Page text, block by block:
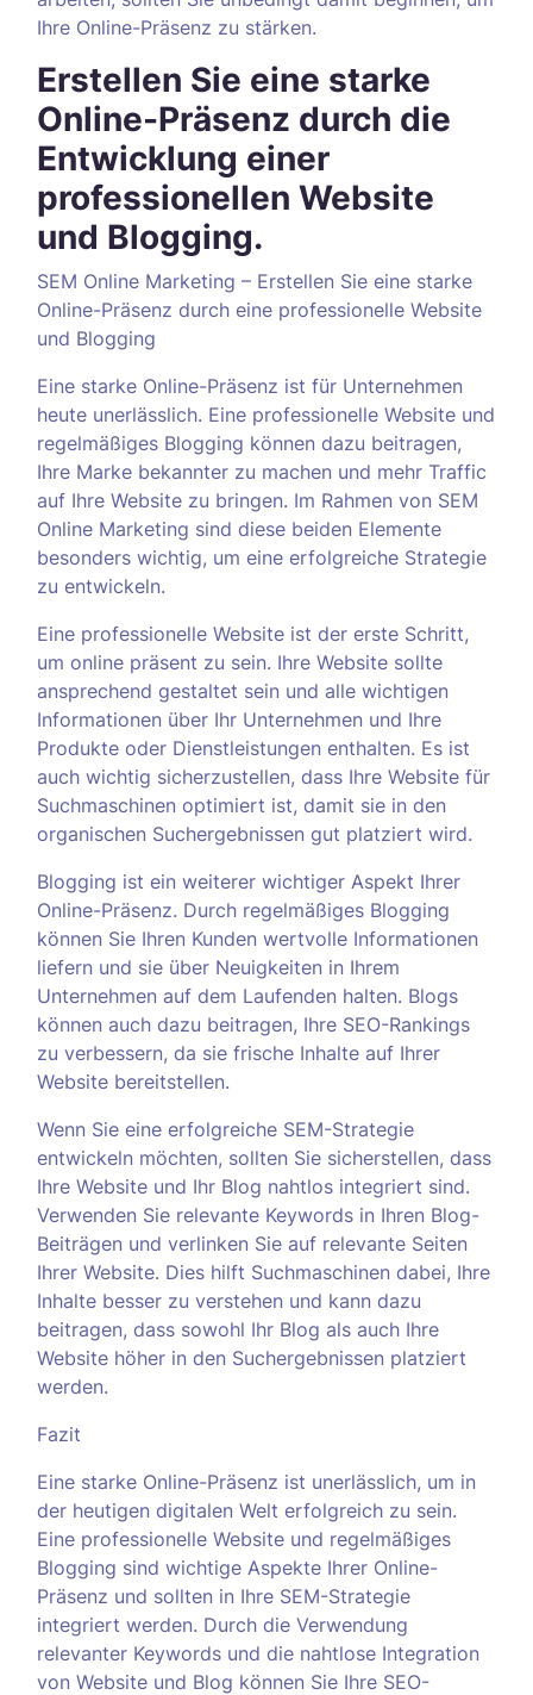
Ihre Online-Präsenz zu stärken.
Erstellen Sie eine starke
Online-Präsenz durch die
Entwicklung einer
professionellen Website
und Blogging.
SEM Online Marketing – Erstellen Sie eine starke
Online-Präsenz durch eine professionelle Website
und Blogging
Eine starke Online-Präsenz ist für Unternehmen
heute unerlässlich. Eine professionelle Website und
regelmäßiges Blogging können dazu beitragen,
Ihre Marke bekannter zu machen und mehr Traffic
auf Ihre Website zu bringen. Im Rahmen von SEM
Online Marketing sind diese beiden Elemente
besonders wichtig, um eine erfolgreiche Strategie
zu entwickeln.
Eine professionelle Website ist der erste Schritt,
um online präsent zu sein. Ihre Website sollte
ansprechend gestaltet sein und alle wichtigen
Informationen über Ihr Unternehmen und Ihre
Produkte oder Dienstleistungen enthalten. Es ist
auch wichtig sicherzustellen, dass Ihre Website für
Suchmaschinen optimiert ist, damit sie in den
organischen Suchergebnissen gut platziert wird.
Blogging ist ein weiterer wichtiger Aspekt Ihrer
Online-Präsenz. Durch regelmäßiges Blogging
können Sie Ihren Kunden wertvolle Informationen
liefern und sie über Neuigkeiten in Ihrem
Unternehmen auf dem Laufenden halten. Blogs
können auch dazu beitragen, Ihre SEO-Rankings
zu verbessern, da sie frische Inhalte auf Ihrer
Website bereitstellen.
Wenn Sie eine erfolgreiche SEM-Strategie
entwickeln möchten, sollten Sie sicherstellen, dass
Ihre Website und Ihr Blog nahtlos integriert sind.
Verwenden Sie relevante Keywords in Ihren Blog-
Beiträgen und verlinken Sie auf relevante Seiten
Ihrer Website. Dies hilft Suchmaschinen dabei, Ihre
Inhalte besser zu verstehen und kann dazu
beitragen, dass sowohl Ihr Blog als auch Ihre
Website höher in den Suchergebnissen platziert
werden.
Fazit
Eine starke Online-Präsenz ist unerlässlich, um in
der heutigen digitalen Welt erfolgreich zu sein.
Eine professionelle Website und regelmäßiges
Blogging sind wichtige Aspekte Ihrer Online-
Präsenz und sollten in Ihre SEM-Strategie
integriert werden. Durch die Verwendung
relevanter Keywords und die nahtlose Integration
von Website und Blog können Sie Ihre SEO-